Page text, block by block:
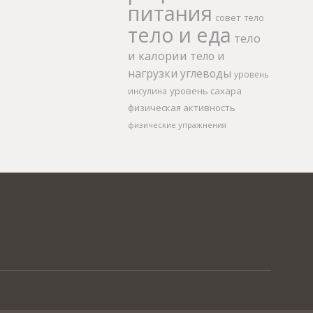
питания совет тело
тело и еда тело
и калории тело и
нагрузки углеводы уровень
инсулина уровень сахара
физическая активность
физические упражнения